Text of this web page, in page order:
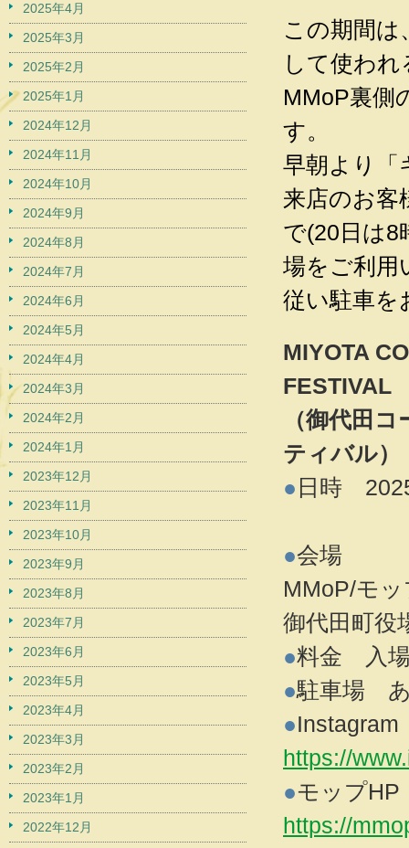
この期間
して使わ
MMoP裏側
す。
早朝より「
来店のお客
で(20日は8
場をご利用
従い駐車を
MIYOTA
FESTIVAL
（御代田
ティバル）
● 日時
●会場
MMoP/モ
御代田町役
●料金 入
●駐車場
●Instagram
https://
●モップHP
https://
2025年4月
2025年3月
2025年2月
2025年1月
2024年12月
2024年11月
2024年10月
2024年9月
2024年8月
2024年7月
2024年6月
2024年5月
2024年4月
2024年3月
2024年2月
2024年1月
2023年12月
2023年11月
2023年10月
2023年9月
2023年8月
2023年7月
2023年6月
2023年5月
2023年4月
2023年3月
2023年2月
2023年1月
2022年12月